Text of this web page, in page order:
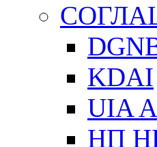
KDAI
UIA
НП